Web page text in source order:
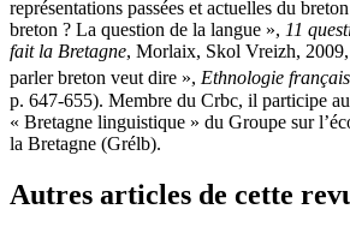
représentations passées et actuelles du
breton ? La question de la langue », 11
fait la Bretagne, Morlaix, Skol Vreizh,
parler breton veut dire », Ethnologie
p. 647-655). Membre du Crbc, il participe
« Bretagne linguistique » du Groupe sur
la Bretagne (Grélb).
Autres articles de cette